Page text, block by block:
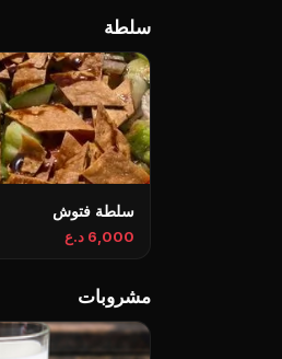
سلطة
سلطة فتوش
6,000 د.ع
مشروبات